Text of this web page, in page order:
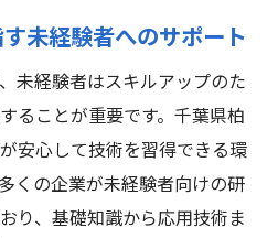
未経験者へのサポート
未経験者はスキルアップのた
ることが重要です。千葉県柏
安心して技術を習得できる環
くの企業が未経験者向けの研
り、基礎知識から応用技術ま